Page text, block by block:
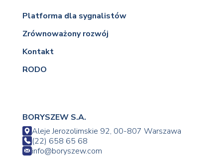
Platforma dla sygnalistów
Zrównoważony rozwój
Kontakt
RODO
BORYSZEW S.A.
Aleje Jerozolimskie 92, 00-807 Warszawa
(22) 658 65 68
info@boryszew.com